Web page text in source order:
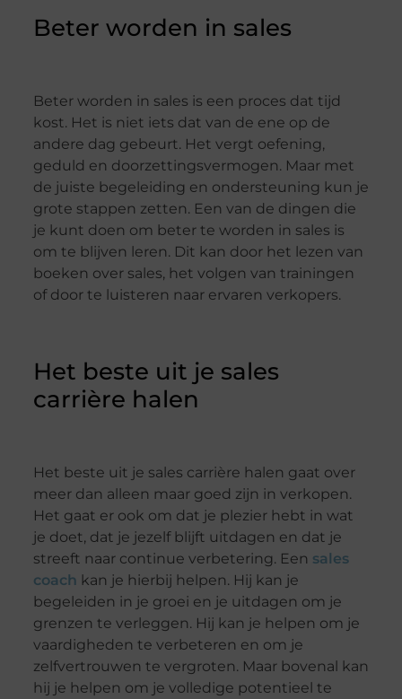
Beter worden in sales
Beter worden in sales is een proces dat tijd
kost. Het is niet iets dat van de ene op de
andere dag gebeurt. Het vergt oefening,
geduld en doorzettingsvermogen. Maar met
de juiste begeleiding en ondersteuning kun je
grote stappen zetten. Een van de dingen die
je kunt doen om beter te worden in sales is
om te blijven leren. Dit kan door het lezen van
boeken over sales, het volgen van trainingen
of door te luisteren naar ervaren verkopers.
Het beste uit je sales
carrière halen
Het beste uit je sales carrière halen gaat over
meer dan alleen maar goed zijn in verkopen.
Het gaat er ook om dat je plezier hebt in wat
je doet, dat je jezelf blijft uitdagen en dat je
streeft naar continue verbetering. Een sales
coach kan je hierbij helpen. Hij kan je
begeleiden in je groei en je uitdagen om je
grenzen te verleggen. Hij kan je helpen om je
vaardigheden te verbeteren en om je
zelfvertrouwen te vergroten. Maar bovenal kan
hij je helpen om je volledige potentieel te